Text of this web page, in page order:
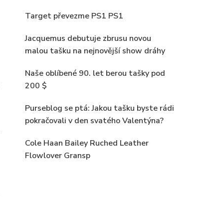
Target převezme PS1 PS1
Jacquemus debutuje zbrusu novou
malou tašku na nejnovější show dráhy
Naše oblíbené 90. let berou tašky pod
200 $
Purseblog se ptá: Jakou tašku byste rádi
pokračovali v den svatého Valentýna?
Cole Haan Bailey Ruched Leather
Flowlover Gransp